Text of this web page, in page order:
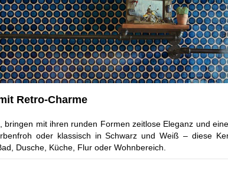
Retro-Charme
bringen mit ihren runden Formen zeitlose Eleganz und
oder klassisch in Schwarz und Weiß – diese
Dusche, Küche, Flur oder Wohnbereich.